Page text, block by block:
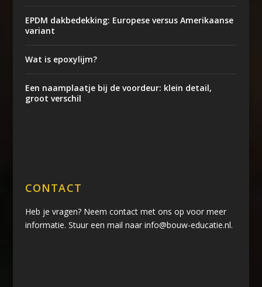
EPDM dakbedekking: Europese versus Amerikaanse
variant
Wat is epoxylijm?
Een naamplaatje bij de voordeur: klein detail,
groot verschil
CONTACT
Heb je vragen? Neem contact met ons op voor meer
informatie. Stuur een mail naar info@bouw-educatie.nl.